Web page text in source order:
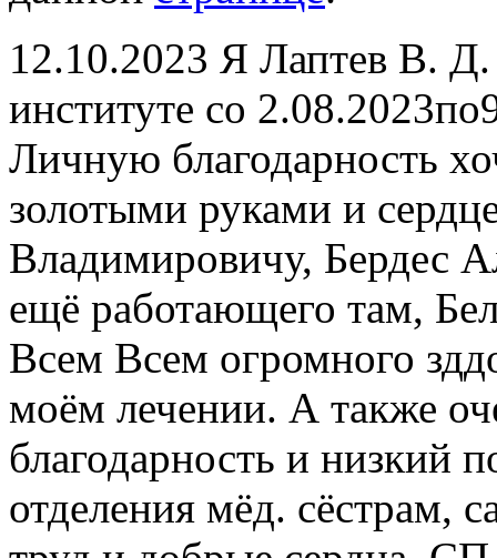
12.10.2023 Я Лаптев В. Д.
институте со
Личную благодарность
золотыми руками и
Владимировичу, Бердес
ещё работающего там,
Всем Всем огромного
моём лечении. А также
благодарность и низкий
отделения мёд. сёстрам,